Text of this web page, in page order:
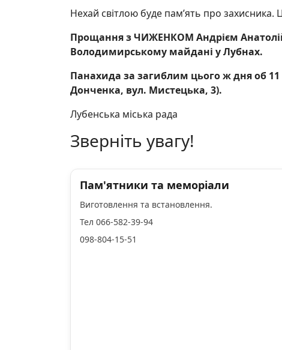
Нехай світлою буде пам’ять про захисника.
Прощання з ЧИЖЕНКОМ Андрієм
Володимирському майдані у Лубнах.
Панахида за загиблим цього ж дня об 11
Донченка, вул. Мистецька, 3).
Лубенська міська рада
Зверніть увагу!
Пам'ятники та меморіали
Виготовлення та встановлення.
Тел 066-582-39-94
098-804-15-51